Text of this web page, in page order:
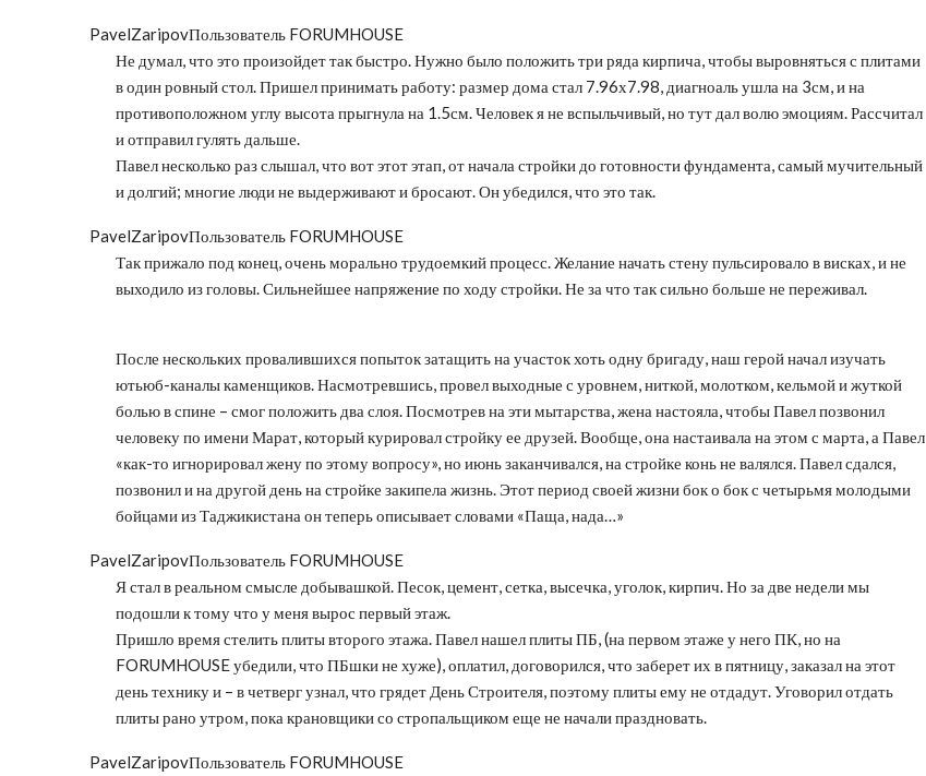
PavelZaripovПользователь FORUMHOUSE
Не думал, что это произойдет так быстро. Нужно было положить три ряда кирпича, чтобы выровняться с плитами
в один ровный стол. Пришел принимать работу: размер дома стал 7.96х7.98, диагноаль ушла на 3см, и на
противоположном углу высота прыгнула на 1.5см. Человек я не вспыльчивый, но тут дал волю эмоциям. Рассчитал
и отправил гулять дальше.
Павел несколько раз слышал, что вот этот этап, от начала стройки до готовности фундамента, самый мучительный
и долгий; многие люди не выдерживают и бросают. Он убедился, что это так.
PavelZaripovПользователь FORUMHOUSE
Так прижало под конец, очень морально трудоемкий процесс. Желание начать стену пульсировало в висках, и не
выходило из головы. Сильнейшее напряжение по ходу стройки. Не за что так сильно больше не переживал.
После нескольких провалившихся попыток затащить на участок хоть одну бригаду, наш герой начал изучать
ютьюб-каналы каменщиков. Насмотревшись, провел выходные с уровнем, ниткой, молотком, кельмой и жуткой
болью в спине – смог положить два слоя. Посмотрев на эти мытарства, жена настояла, чтобы Павел позвонил
человеку по имени Марат, который курировал стройку ее друзей. Вообще, она настаивала на этом с марта, а Павел
«как-то игнорировал жену по этому вопросу», но июнь заканчивался, на стройке конь не валялся. Павел сдался,
позвонил и на другой день на стройке закипела жизнь. Этот период своей жизни бок о бок с четырьмя молодыми
бойцами из Таджикистана он теперь описывает словами «Паща, нада…»
PavelZaripovПользователь FORUMHOUSE
Я стал в реальном смысле добывашкой. Песок, цемент, сетка, высечка, уголок, кирпич. Но за две недели мы
подошли к тому что у меня вырос первый этаж.
Пришло время стелить плиты второго этажа. Павел нашел плиты ПБ, (на первом этаже у него ПК, но на
FORUMHOUSE убедили, что ПБшки не хуже), оплатил, договорился, что заберет их в пятницу, заказал на этот
день технику и – в четверг узнал, что грядет День Строителя, поэтому плиты ему не отдадут. Уговорил отдать
плиты рано утром, пока крановщики со стропальщиком еще не начали праздновать.
PavelZaripovПользователь FORUMHOUSE